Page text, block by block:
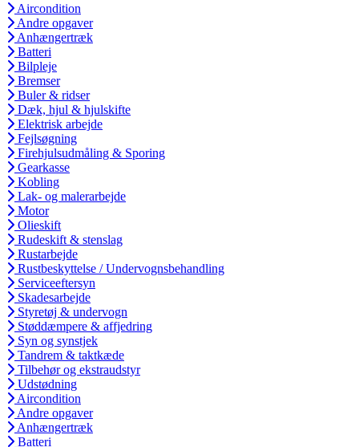
Aircondition
Andre opgaver
Anhængertræk
Batteri
Bilpleje
Bremser
Buler & ridser
Dæk, hjul & hjulskifte
Elektrisk arbejde
Fejlsøgning
Firehjulsudmåling & Sporing
Gearkasse
Kobling
Lak- og malerarbejde
Motor
Olieskift
Rudeskift & stenslag
Rustarbejde
Rustbeskyttelse / Undervognsbehandling
Serviceeftersyn
Skadesarbejde
Styretøj & undervogn
Støddæmpere & affjedring
Syn og synstjek
Tandrem & taktkæde
Tilbehør og ekstraudstyr
Udstødning
Aircondition
Andre opgaver
Anhængertræk
Batteri